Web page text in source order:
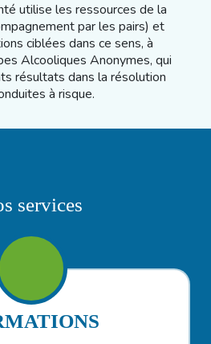
utilise les ressources de la
par les pairs) et
ciblées dans ce sens, à
Alcooliques Anonymes, qui
résultats dans la résolution
à risque.
services